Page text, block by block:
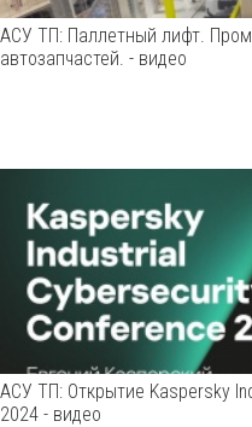
АСУ ТП: Паллетный лифт.
автозапчастей. - видео
АСУ ТП: Открытие Kaspersky
2024 - видео